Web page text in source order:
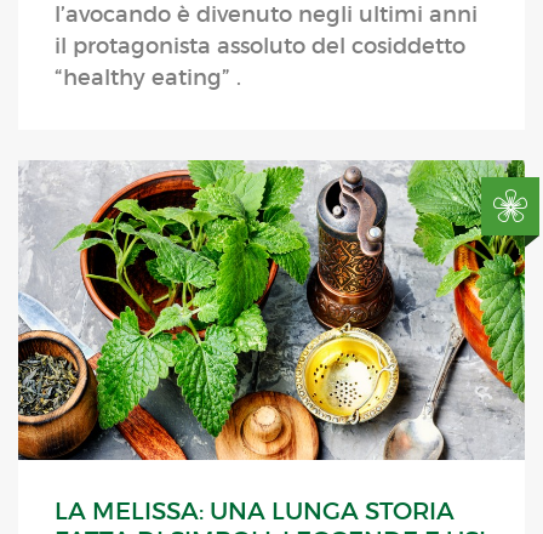
l’avocando è divenuto negli ultimi anni
il protagonista assoluto del cosiddetto
“healthy eating” .
LA MELISSA: UNA LUNGA STORIA